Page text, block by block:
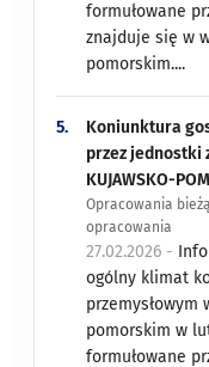
formułowane
znajduje się w
pomorskim....
5.
Koniunktura
przez jednostki
KUJAWSKO-
Opracowania
opracowania
27.02.2026 -
ogólny klimat
pomorskim w
formułowane